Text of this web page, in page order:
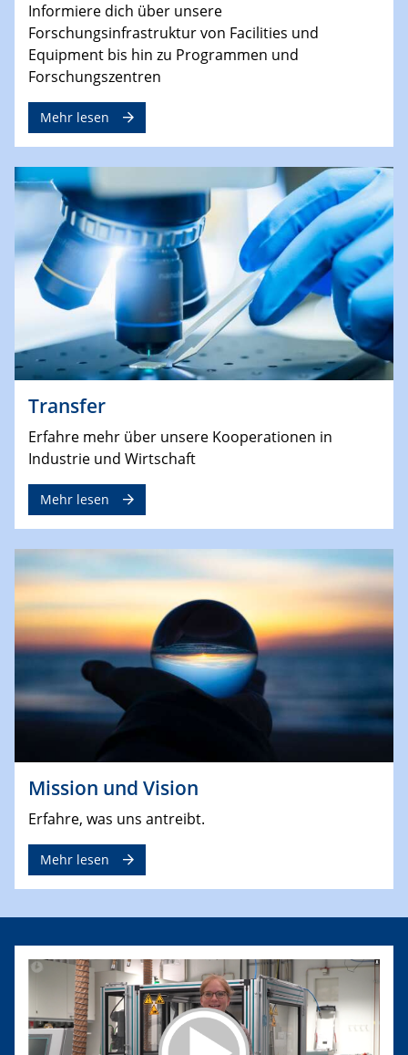
Informiere dich über unsere
Forschungsinfrastruktur von Facilities und
Equipment bis hin zu Programmen und
Forschungszentren
Mehr lesen
Transfer
Erfahre mehr über unsere Kooperationen in
Industrie und Wirtschaft
Mehr lesen
Mission und Vision
Erfahre, was uns antreibt.
Mehr lesen